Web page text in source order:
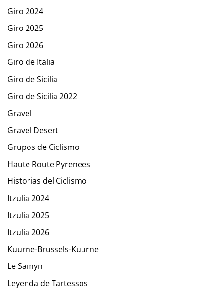
Giro 2024
Giro 2025
Giro 2026
Giro de Italia
Giro de Sicilia
Giro de Sicilia 2022
Gravel
Gravel Desert
Grupos de Ciclismo
Haute Route Pyrenees
Historias del Ciclismo
Itzulia 2024
Itzulia 2025
Itzulia 2026
Kuurne-Brussels-Kuurne
Le Samyn
Leyenda de Tartessos